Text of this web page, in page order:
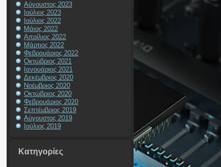
Αύγουστος 2023
Ιούλιος 2023
Ιούλιος 2022
Μάιος 2022
Απρίλιος 2022
Μάρτιος 2022
Φεβρουάριος 2022
Οκτώβριος 2021
Ιανουάριος 2021
Δεκέμβριος 2020
Νοέμβριος 2020
Οκτώβριος 2020
Φεβρουάριος 2020
Σεπτέμβριος 2019
Αύγουστος 2019
Ιούλιος 2019
Kατηγορίες